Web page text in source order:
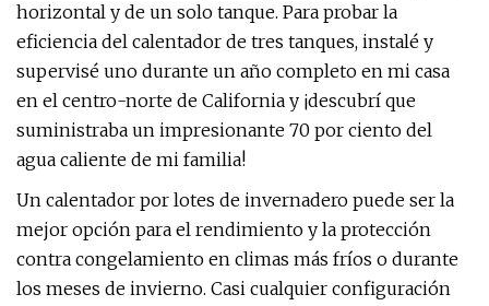
horizontal y de un solo tanque. Para probar la
eficiencia del calentador de tres tanques, instalé y
supervisé uno durante un año completo en mi casa
en el centro-norte de California y ¡descubrí que
suministraba un impresionante 70 por ciento del
agua caliente de mi familia!
Un calentador por lotes de invernadero puede ser la
mejor opción para el rendimiento y la protección
contra congelamiento en climas más fríos o durante
los meses de invierno. Casi cualquier configuración